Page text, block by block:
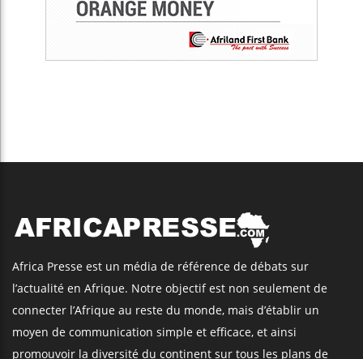
Africa Presse est un média de référence de débats sur
l’actualité en Afrique. Notre objectif est non seulement de
connecter l’Afrique au reste du monde, mais d’établir un
moyen de communication simple et efficace, et ainsi
promouvoir la diversité du continent sur tous les plans de